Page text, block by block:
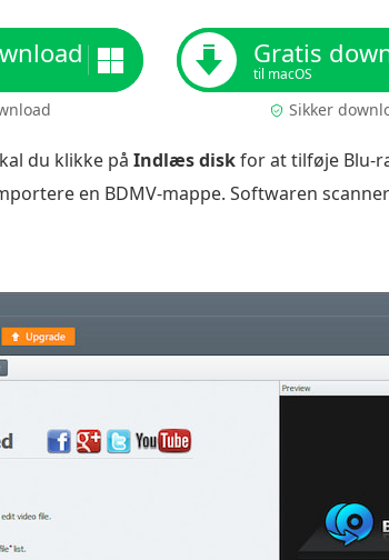
Gratis
til macOS
Sikker
du klikke på Indlæs diskfor at tilføje Blu-
en BDMV-mappe. Softwaren